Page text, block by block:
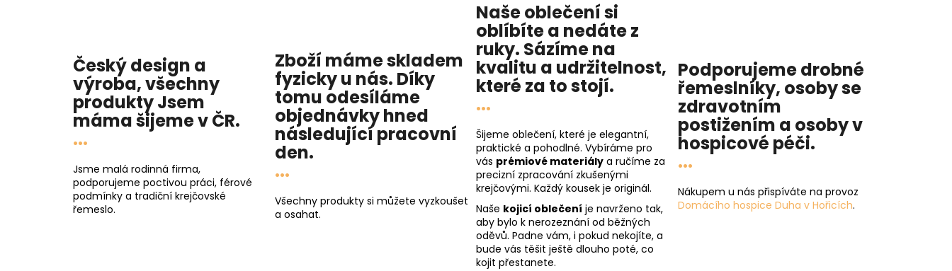
Český design a
výroba, všechny
produktyJsem
mámašijeme v ČR.
...
Jsme malá rodinná firma,
podporujeme poctivou práci, férové
podmínky a tradiční krejčovské
řemeslo.
Zboží máme skladem
fyzicky u nás. Díky
tomu odesíláme
objednávky hned
následující pracovní
den.
...
Všechny produkty si můžete vyzkoušet
a osahat.
Naše oblečení si
oblíbíte a nedáte z
ruky. Sázíme na
kvalitu a udržitelnost,
které za to stojí.
...
Šijeme oblečení, které je elegantní,
praktické a pohodlné. Vybíráme pro
vás prémiové materiály a ručíme za
precizní zpracování zkušenými
krejčovými. Každý kousek je originál.
Naše kojicí oblečení je navrženo tak,
aby bylo k nerozeznání od běžných
oděvů. Padne vám, i pokud nekojíte, a
bude vás těšit ještě dlouho poté, co
kojit přestanete.
Podporujeme drobné
řemeslníky, osoby se
zdravotním
postižením a osoby v
hospicové péči.
...
Nákupem u nás přispíváte na provoz
Domácího hospice Duha v Hořicích.